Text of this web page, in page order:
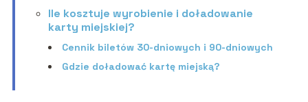
Ile kosztuje wyrobienie i doładowanie
karty miejskiej?
Cennik biletów 30-dniowych i 90-dniowych
Gdzie doładować kartę miejską?